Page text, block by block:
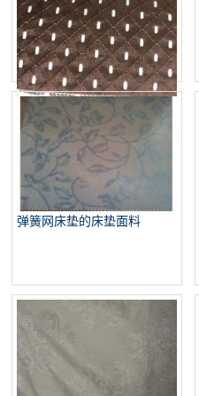
床垫提花机织物
弹簧网床垫的床垫面料